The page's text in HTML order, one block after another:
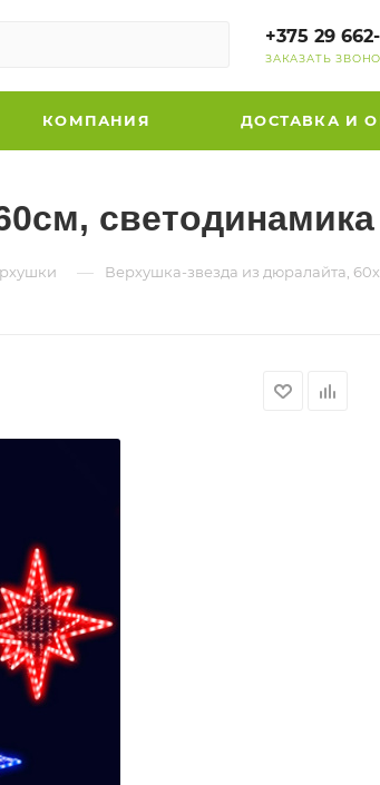
+375 29
ЗАКАЗАТЬ
КОМПАНИЯ ДОСТАВКА И
— Верхушка-звезда из дюралайта,